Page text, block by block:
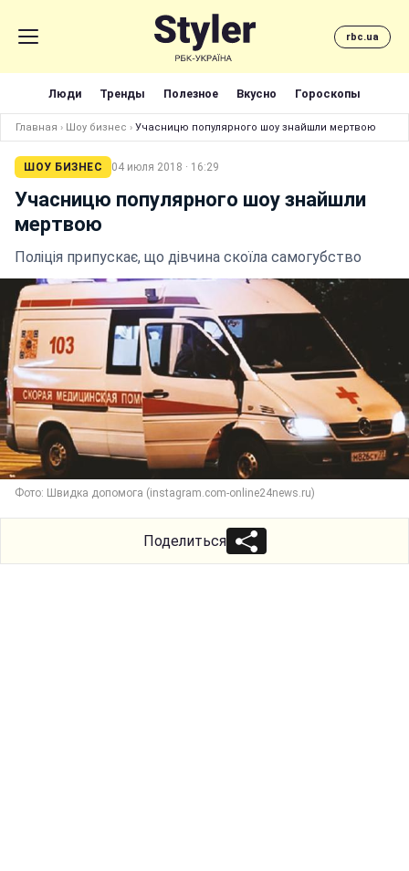
rbc.ua
Люди Тренды Полезное Вкусно Гороскопы
Главная › Шоу бизнес › Учасницю популярного шоу знайшли мертвою
ШОУ БИЗНЕС 04 июля 2018 · 16:29
Учасницю популярного шоу знайшли
мертвою
Поліція припускає, що дівчина скоїла самогубство
Фото: Швидка допомога (instagram.com-online24news.ru)
Поделиться